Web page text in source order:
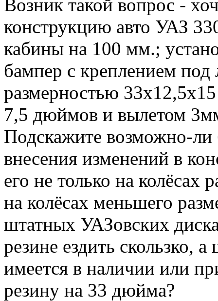
Возник такой вопрос -
конструкцию авто УАЗ
кабины на 100 мм.;
бампер с креплением под
размерностью
7,5 дюймов и вылетом
Подскажите возможно-ли
внесения изменений в
его не только на
на колёсах меньшего
штатных УАЗовских
резине ездить скользко,
имеется в наличии или
резину на 33 дюйма?